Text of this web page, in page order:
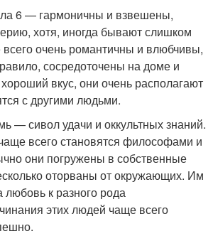
6 — гармоничны и взвешены,
хотя, иногда бывают слишком
очень романтичны и влюбчивы,
сосредоточены на доме и
вкус, они очень располагают
с другими людьми.
— сивол удачи и оккультных знаний.
всего становятся философами и
они погружены в собственные
оторваны от окружающих. Им
любовь к разного рода
этих людей чаще всего